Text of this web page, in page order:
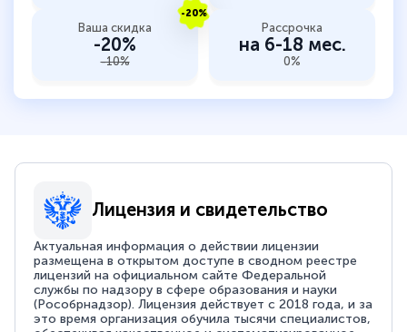
-20%
Ваша скидка
-20%
-10%
Рассрочка
на 6-18 мес.
0%
Лицензия и свидетельство
Актуальная информация о действии лицензии
размещена в открытом доступе в сводном реестре
лицензий на официальном сайте Федеральной
службы по надзору в сфере образования и науки
(Рособрнадзор). Лицензия действует с 2018 года, и за
это время организация обучила тысячи специалистов,